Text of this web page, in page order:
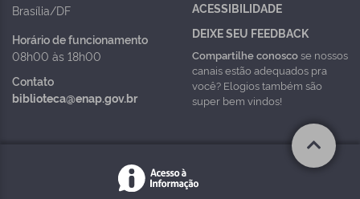
Brasília/DF
Horário de funcionamento
08h00 às 18h00
Contato
biblioteca@enap.gov.br
ACESSIBILIDADE
DEIXE SEU FEEDBACK
Compartilhe conoscose nossos
canais estão adequados pra
você? Elogios também são
super bem vindos!